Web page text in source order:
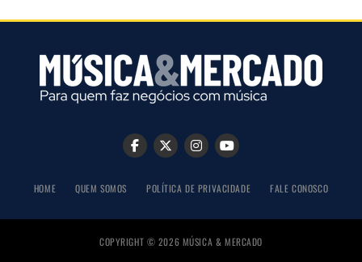
HOME QUEM SOMOS POLÍTICA DE PRIVACIDADE FALE CONOSCO
COPYRIGHT © 2026 MÚSICA & MERCADO